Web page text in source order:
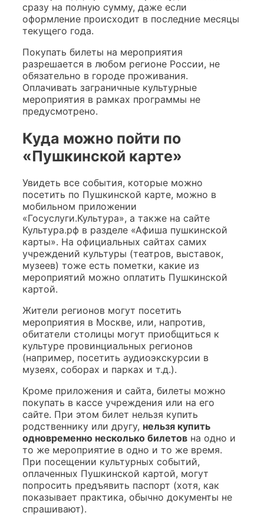
сразу на полную сумму, даже если
оформление происходит в последние месяцы
текущего года.
Покупать билеты на мероприятия
разрешается в любом регионе России, не
обязательно в городе проживания.
Оплачивать заграничные культурные
мероприятия в рамках программы не
предусмотрено.
Куда можно пойти по
«Пушкинской карте»
Увидеть все события, которые можно
посетить по Пушкинской карте, можно в
мобильном приложении
«Госуслуги.Культура», а также на сайте
Культура.рф в разделе «Афиша пушкинской
карты». На официальных сайтах самих
учреждений культуры (театров, выставок,
музеев) тоже есть пометки, какие из
мероприятий можно оплатить Пушкинской
картой.
Жители регионов могут посетить
мероприятия в Москве, или, напротив,
обитатели столицы могут приобщиться к
культуре провинциальных регионов
(например, посетить аудиоэкскурсии в
музеях, соборах и парках и т.д.).
Кроме приложения и сайта, билеты можно
покупать в кассе учреждения или на его
сайте. При этом билет нельзя купить
родственнику или другу, нельзя купить
одновременно несколько билетов на одно и
то же мероприятие в одно и то же время.
При посещении культурных событий,
оплаченных Пушкинской картой, могут
попросить предъявить паспорт (хотя, как
показывает практика, обычно документы не
спрашивают).